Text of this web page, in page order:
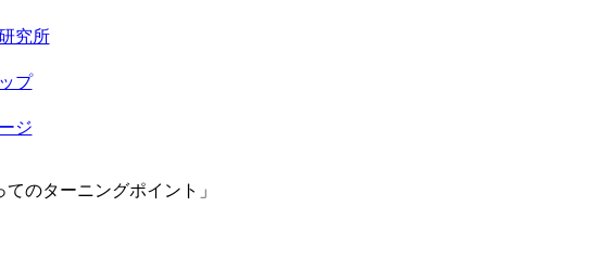
究所
プ
ジ
のターニングポイント」